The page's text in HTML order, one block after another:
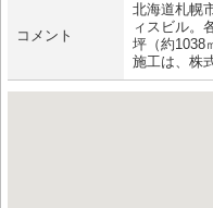
コメント
北海道札幌
ィスビル。
坪（約1038
施工は、株